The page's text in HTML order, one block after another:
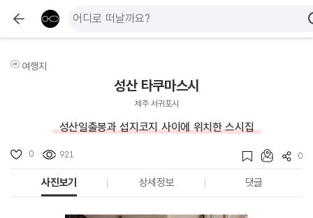
여행지
성산 타쿠마스시
제주 서귀포시
성산일출봉과 섭지코지 사이에 위치한 스시집
0 921 0
사진보기 상세정보 댓글